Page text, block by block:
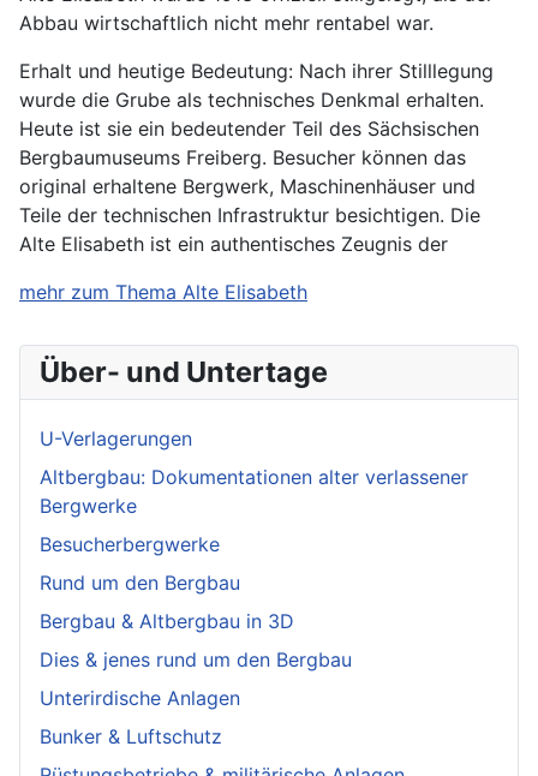
Abbau wirtschaftlich nicht mehr rentabel war.
Erhalt und heutige Bedeutung: Nach ihrer Stilllegung
wurde die Grube als technisches Denkmal erhalten.
Heute ist sie ein bedeutender Teil des Sächsischen
Bergbaumuseums Freiberg. Besucher können das
original erhaltene Bergwerk, Maschinenhäuser und
Teile der technischen Infrastruktur besichtigen. Die
Alte Elisabeth ist ein authentisches Zeugnis der
mehr zum Thema Alte Elisabeth
Über- und Untertage
U-Verlagerungen
Altbergbau: Dokumentationen alter verlassener
Bergwerke
Besucherbergwerke
Rund um den Bergbau
Bergbau & Altbergbau in 3D
Dies & jenes rund um den Bergbau
Unterirdische Anlagen
Bunker & Luftschutz